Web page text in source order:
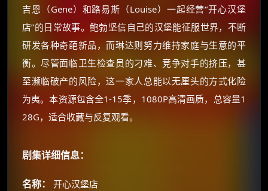
吉恩（Gene）和路易斯（Louise）一起经营“开心汉堡
店”的日常故事。鲍勃坚信自己的汉堡能征服世界，不断
研发各种奇葩新品，而琳达则努力维持家庭与生意的平
衡。尽管面临卫生检查员的刁难、竞争对手的挤压，甚
至濒临破产的风险，这一家人总能以无厘头的方式化险
为夷。本资源包含全1-15季，1080P高清画质，总容量1
28G，适合收藏与反复观看。
剧集详细信息：
名称： 开心汉堡店